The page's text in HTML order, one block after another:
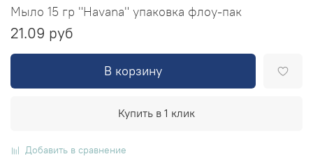
Мыло 15 гр "Havana" упаковка флоу-пак
21.09 руб
В корзину
Купить в 1 клик
Добавить в сравнение